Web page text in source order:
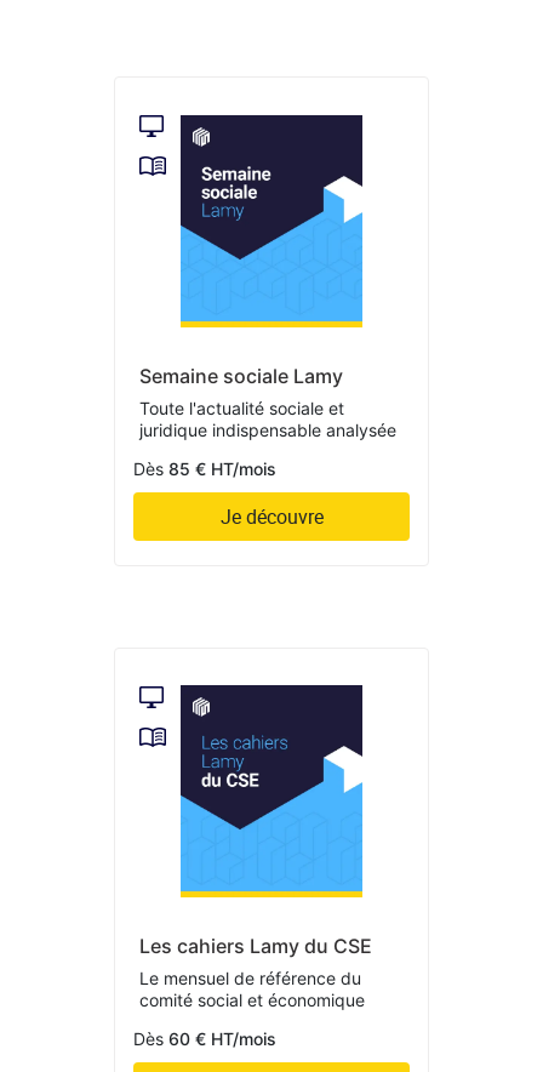
Semaine sociale Lamy
Toute l'actualité sociale et
juridique indispensable analysée
Dès 85 € HT/mois
Je découvre
Les cahiers Lamy du CSE
Le mensuel de référence du
comité social et économique
Dès 60 € HT/mois